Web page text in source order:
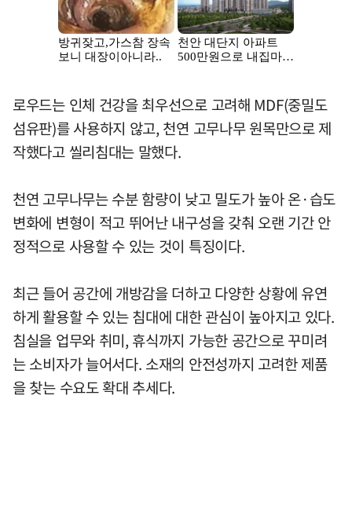
로우드는 인체 건강을 최우선으로 고려해 MDF(중밀도
섬유판)를 사용하지 않고, 천연 고무나무 원목만으로 제
작했다고 씰리침대는 말했다.
천연 고무나무는 수분 함량이 낮고 밀도가 높아 온·습도
변화에 변형이 적고 뛰어난 내구성을 갖춰 오랜 기간 안
정적으로 사용할 수 있는 것이 특징이다.
최근 들어 공간에 개방감을 더하고 다양한 상황에 유연
하게 활용할 수 있는 침대에 대한 관심이 높아지고 있다.
침실을 업무와 취미, 휴식까지 가능한 공간으로 꾸미려
는 소비자가 늘어서다. 소재의 안전성까지 고려한 제품
을 찾는 수요도 확대 추세다.